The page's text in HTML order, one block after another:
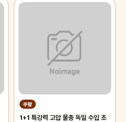
쿠팡
1+1 특강력 고압 물총 독일 수입 초